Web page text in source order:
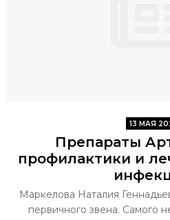
13 МАЯ
Препараты
профилактики и
Маркелова Наталия
первичного звена. Самого